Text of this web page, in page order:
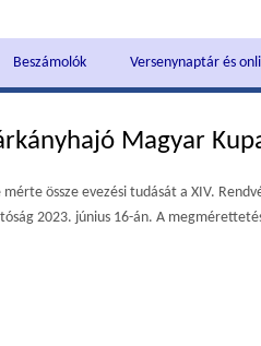
Beszámolók Versenynaptár és
Magyar
össze evezési tudását a XIV.
2023. június 16-án. A